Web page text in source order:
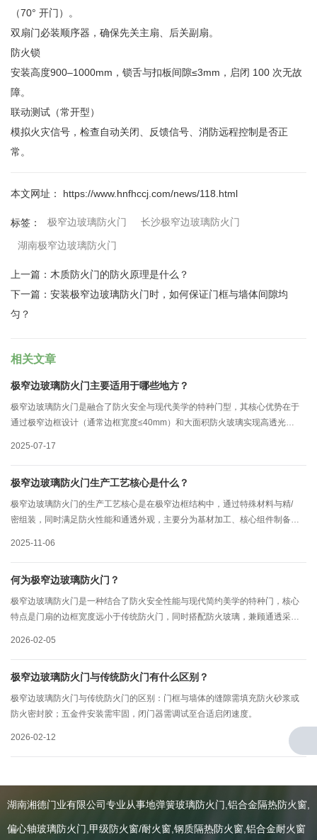
（70° 开门）。
双扇门必装顺序器，确保先关主扇、后关副扇。
防火锁
安装高度900–1000mm，锁舌与扣板间隙≤3mm，启闭 100 次无故
障。
联动测试（常开型）
模拟火灾信号，检查自动关闭、反馈信号、消防远程控制是否正
常。
本文网址： https://www.hnfhccj.com/news/118.html
标签： 极窄边玻璃防火门 长沙极窄边玻璃防火门
湖南极窄边玻璃防火门
上一篇： 木质防火门的防火原理是什么？
下一篇： 安装极窄边玻璃防火门时，如何保证门框与墙体间隙均
匀？
相关文章
极窄边玻璃防火门主要适用于哪些地方？
极窄边玻璃防火门是融合了防火安全与现代美学的特种门型，其核心优势在于
通过极窄边框设计（通常边框宽度≤40mm）和大面积防火玻璃实现高透光性
2025-07-17
极窄边玻璃防火门生产工艺核心是什么？
极窄边玻璃防火门的生产工艺核心是在极窄边框结构中，通过特殊材料与精/
密组装，同时满足防火性能和通透外观，主要分为基材加工、核心组件制备、
2025-11-06
何为极窄边玻璃防火门？
极窄边玻璃防火门是一种结合了防火安全性能与现代简约美学的特种门，核心
特点是门扇的边框宽度远小于传统防火门，同时搭配防火玻璃，兼顾通透采光
2026-02-05
极窄边玻璃防火门与传统防火门有什么区别？
极窄边玻璃防火门与传统防火门的区别：门框与墙体的缝隙需填充防火砂浆或
防火密封胶；五金件安装需牢固，闭门器需调试至合适启闭速度。
2026-02-12
关于我们
公司简介
湖南湘德门业有限公司专业从事地弹簧玻璃防火门,铝合金隔热防火窗,
偏心轴玻璃防火门,甲级防火窗/耐火窗,钢质隔热防火窗,铝合金耐火窗